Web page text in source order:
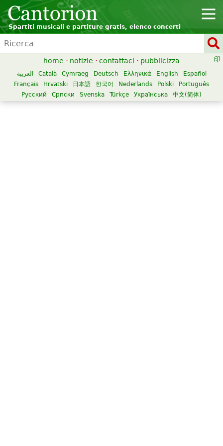
Spartiti musicali e partiture gratis, elenco concerti
home · notizie · contattaci · pubblicizza
العربية Català Cymraeg Deutsch Ελληνικά English
Español
Français
Hrvatski 日本語 한국어 Nederlands Polski
Português
Русский
Српски Svenska Türkçe Українська 中文(简体)